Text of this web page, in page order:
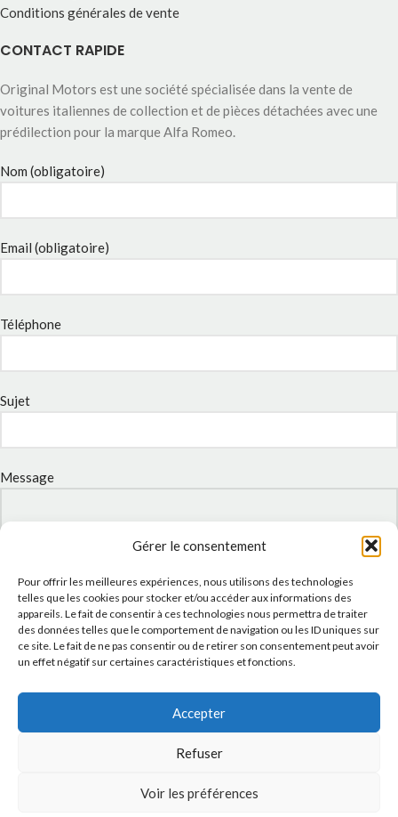
Gérer le consentement
Pour offrir les meilleures expériences, nous utilisons des technologies
telles que les cookies pour stocker et/ou accéder aux informations des
appareils. Le fait de consentir à ces technologies nous permettra de traiter
des données telles que le comportement de navigation ou les ID uniques sur
ce site. Le fait de ne pas consentir ou de retirer son consentement peut avoir
un effet négatif sur certaines caractéristiques et fonctions.
Accepter
Refuser
Voir les préférences
Conditions générales de vente
CONTACT RAPIDE
Original Motors est une société spécialisée dans la vente de
voitures italiennes de collection et de pièces détachées avec une
prédilection pour la marque Alfa Romeo.
Nom (obligatoire)
Email (obligatoire)
Téléphone
Sujet
Message